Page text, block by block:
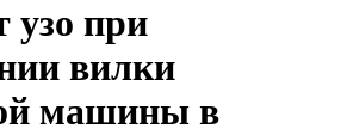
при
вилки
машины в